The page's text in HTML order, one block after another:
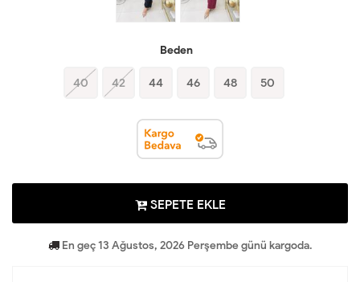
Beden
40 42 44 46 48 50
SEPETE EKLE
En geç 13 Ağustos, 2026 Perşembe günü kargoda.